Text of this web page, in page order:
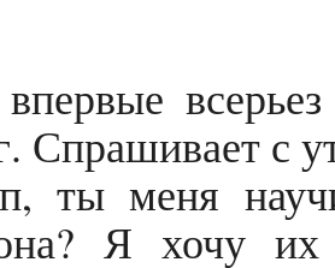
всерьез
Спрашивает с
ты меня
Я хочу их